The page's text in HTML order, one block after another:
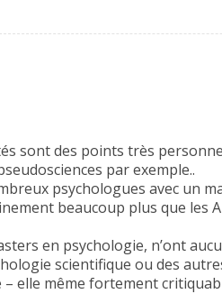
sont des points très
par exemple..
psychologues avec un
beaucoup plus que les
en psychologie, n’ont
scientifique ou des
elle même fortement